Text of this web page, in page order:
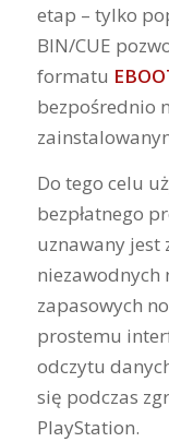
etap – tylko
BIN/CUE
formatu
bezpośrednio
Do tego celu
bezpłatnego
uznawany jest
niezawodnych
zapasowych
prostemu
odczytu
się podczas
PlayStation.